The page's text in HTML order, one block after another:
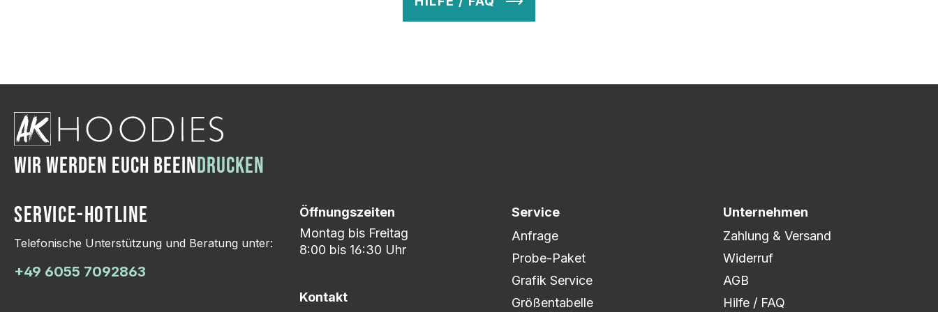
Wir ändern das Motiv so lange ab, bis Ihr zu 100% zufrieden seid. Danach wird es zum Druck freigegeben und die
WIR WERDEN EUCH BEEINDRUCKEN
SERVICE-HOTLINE
Telefonische Unterstützung und Beratung unter:
+49 6055 7092863
Öffnungszeiten
Montag bis Freitag
8:00 bis 16:30 Uhr
Kontakt
Service
Anfrage
Probe-Paket
Grafik Service
Größentabelle
Unternehmen
Zahlung & Versand
Widerruf
AGB
Hilfe / FAQ